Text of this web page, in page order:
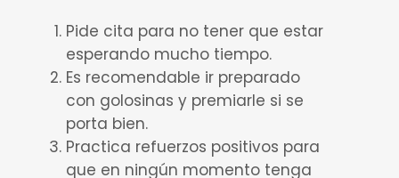
Pide cita para no tener que estar
esperando mucho tiempo.
Es recomendable ir preparado
con golosinas y premiarle si se
porta bien.
Practica refuerzos positivos para
que en ningún momento tenga